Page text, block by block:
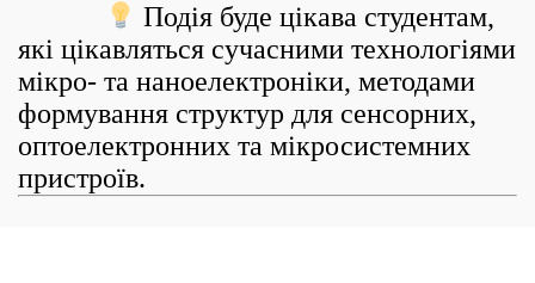
Подія буде цікава студентам,
які цікавляться сучасними технологіями
мікро- та наноелектроніки, методами
формування структур для сенсорних,
оптоелектронних та мікросистемних
пристроїв.